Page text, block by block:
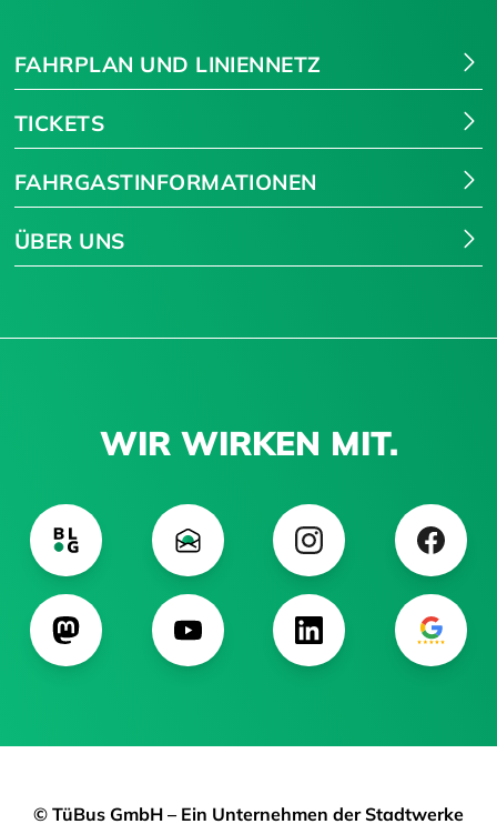
FAHRPLAN UND LINIENNETZ
TICKETS
FAHRGASTINFORMATIONEN
ÜBER UNS
WIR WIRKEN MIT.
© TüBus GmbH – Ein Unternehmen der Stadtwerke